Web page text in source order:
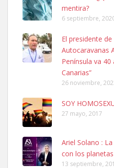
SHIBA PERDIDO AVDA JOSE
PERRO MACHO RAZA SHIBA CON
06/07/2025 ZONA MESA Y
Leales.org » Gran Canaria
Ninfa perdida
El día 5 se los perdió una ninfa
mentira?
6 septiembre,
El presidente
Autocaravanas
Península va
Canarias”
26 noviembre,
SOY
27 mayo, 2017
Ariel Solano :
con los planetas
13 septiembre,